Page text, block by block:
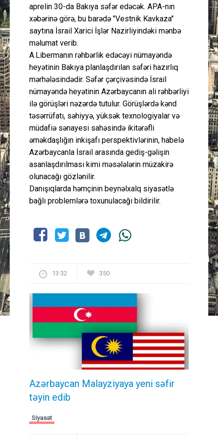
Əlaqə
aprelin 30-da Bakıya səfər edəcək. APA-nın
xəbərinə görə, bu barədə "Vestnik Kavkaza"
saytına İsrail Xarici İşlər Nazirliyindəki mənbə
məlumat verib.
A.Libermanın rəhbərlik edəcəyi nümayəndə
heyətinin Bakıya planlaşdırılan səfəri hazırlıq
mərhələsindədir. Səfər çərçivəsində İsrail
nümayəndə heyətinin Azərbaycanın ali rəhbərliyi
ilə görüşləri nəzərdə tutulur. Görüşlərdə kənd
təsərrüfatı, səhiyyə, yüksək texnologiyalar və
müdafiə sənayesi sahəsində ikitərəfli
əməkdaşlığın inkişafı perspektivlərinin, habelə
Azərbaycanla İsrail arasında gediş-gəlişin
asanlaşdırılması kimi məsələlərin müzakirə
olunacağı gözlənilir.
Danışıqlarda həmçinin beynəlxalq siyasətlə
bağlı problemlərə toxunulacağı bildirilir.
13:32 350
Azərbaycan Malayziyaya yeni səfir
təyin edib
Siyasət